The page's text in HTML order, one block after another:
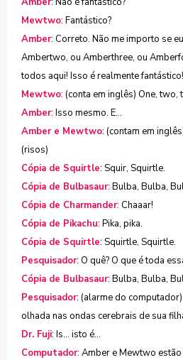
Mewtwo: Fantástico?
Amber: Correto. Não me importo se
Ambertwo, ou Amberthree, ou
todos aqui! Isso é realmente fantástico!
Mewtwo: (conta em inglês) One, two,
Amber: Isso mesmo. E...
Amber e Mewtwo: (contam em
(risos)
Cópia de Squirtle: Squir, Squirtle.
Cópia de Bulbasaur: Bulba, Bulba,
Cópia de Charmander: Chaaar!
Cópia de Pikachu: Pika, pika.
Cópia de Squirtle: Squirtle, Squirtle.
Pesquisador: O quê? O que é toda
Cópia de Bulbasaur: Bulba, Bulba,
Pesquisador: (alarme do
olhada nas ondas cerebrais de sua
Dr. Fuji: Is... isto é...
Computador: Amber e Mewtwo